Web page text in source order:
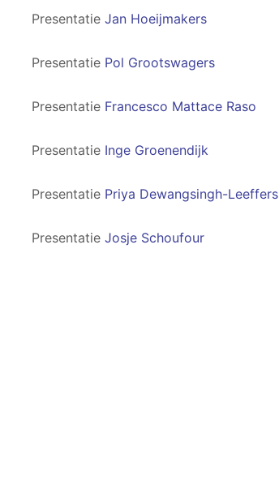
Presentatie Jan Hoeijmakers
Presentatie Pol Grootswagers
Presentatie Francesco Mattace Raso
Presentatie Inge Groenendijk
Presentatie Priya Dewangsingh-Leeffers
Presentatie Josje Schoufour